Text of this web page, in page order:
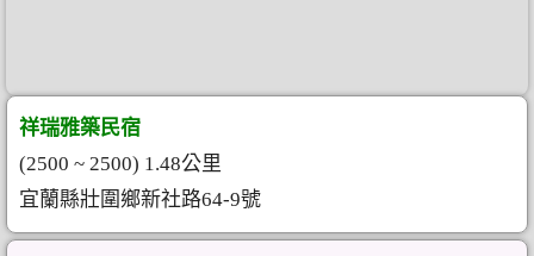
祥瑞雅築民宿
(2500 ~ 2500) 1.48公里
宜蘭縣壯圍鄉新社路64-9號